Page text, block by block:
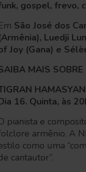
gospel, frevo,
São José dos
Luedji
Joy (Gana) e
MAIS
16. Quinta, às
pianista e
armênio. A
como uma
cantautor”.